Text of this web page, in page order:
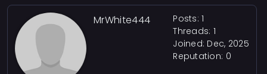
MrWhite444
Posts: 1
Threads: 1
Joined: Dec, 2025
Reputation: 0